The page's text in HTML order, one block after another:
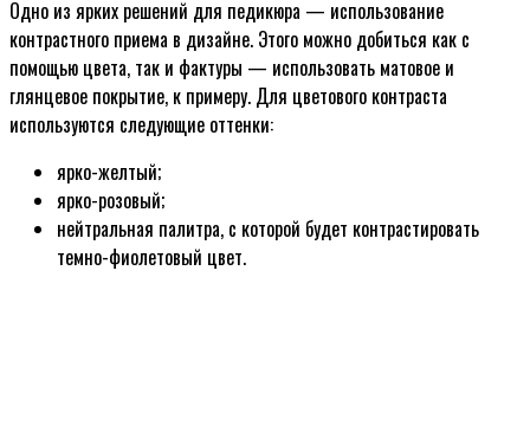
Одно из ярких решений для педикюра — использование
контрастного приема в дизайне. Этого можно добиться как с
помощью цвета, так и фактуры — использовать матовое и
глянцевое покрытие, к примеру. Для цветового контраста
используются следующие оттенки:
ярко-желтый;
ярко-розовый;
нейтральная палитра, с которой будет контрастировать
темно-фиолетовый цвет.